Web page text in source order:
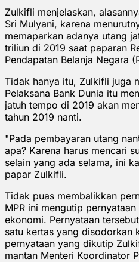
Zulkifli menjelaskan,
Sri Mulyani, karena
memaparkan adanya utang
triliun di 2019 saat paparan
Pendapatan Belanja Negara
Tidak hanya itu, Zulkifli juga
Pelaksana Bank Dunia itu
jatuh tempo di 2019 akan
tahun 2019 nanti.
"Pada pembayaran utang
apa? Karena harus mencari
selain yang ada selama, ini
papar Zulkifli.
Tidak puas membalikkan
MPR ini mengutip
ekonomi. Pernyataan
satu kertas yang disodorkan
pernyataan yang dikutip
mantan Menteri Koordinator